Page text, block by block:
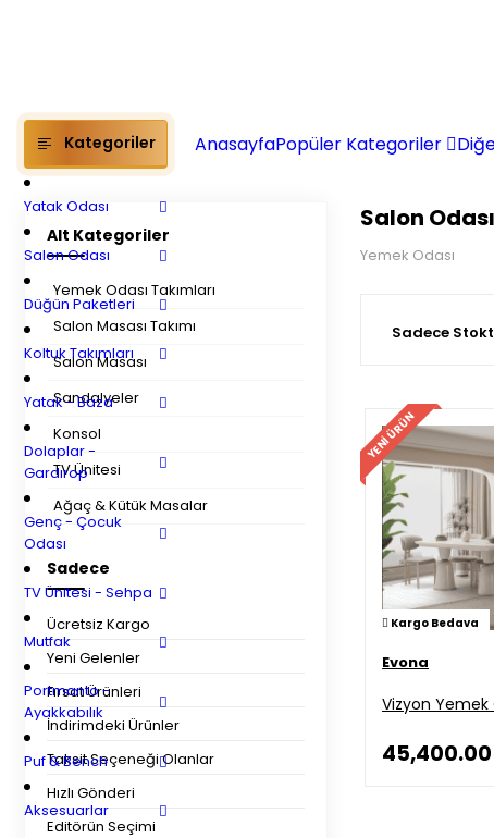
Kategoriler
Yatak Odası
Salon Odası
Düğün Paketleri
Koltuk Takımları
Yatak - Baza
Dolaplar -
Gardırop
Genç - Çocuk
Odası
TV Ünitesi - Sehpa
Mutfak
Portmanto -
Ayakkabılık
Puf & Bench
Aksesuarlar
AnasayfaPopüler Kategoriler
Alt Kategoriler
Yemek Odası Takımları
Salon Masası Takımı
Salon Masası
Sandalyeler
Konsol
TV Ünitesi
Ağaç & Kütük Masalar
Sadece
Ücretsiz Kargo
Yeni Gelenler
Fırsat Ürünleri
İndirimdeki Ürünler
Taksit Seçeneği Olanlar
Hızlı Gönderi
Editörün Seçimi
Salon Odası
Yemek Odası
Sadece
YENI ÜRÜN
Kargo Bedava
Evona
Vizyon Yemek
45,400.00